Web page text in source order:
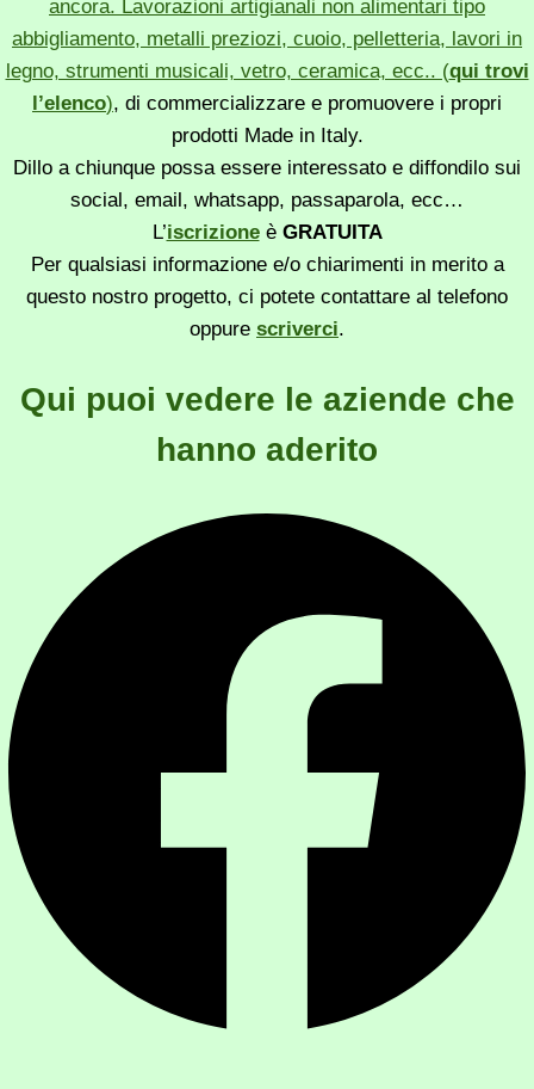
ancora. Lavorazioni artigianali non alimentari tipo
abbigliamento, metalli preziozi, cuoio, pelletteria, lavori in
legno, strumenti musicali, vetro, ceramica, ecc.. (qui trovi
l’elenco), di commercializzare e promuovere i propri
prodotti Made in Italy.
Dillo a chiunque possa essere interessato e diffondilo sui
social, email, whatsapp, passaparola, ecc…
L’iscrizioneè GRATUITA
Per qualsiasi informazione e/o chiarimenti in merito a
questo nostro progetto, ci potete contattare al telefono
oppure scriverci.
Qui puoi vedere le aziende che
hanno aderito